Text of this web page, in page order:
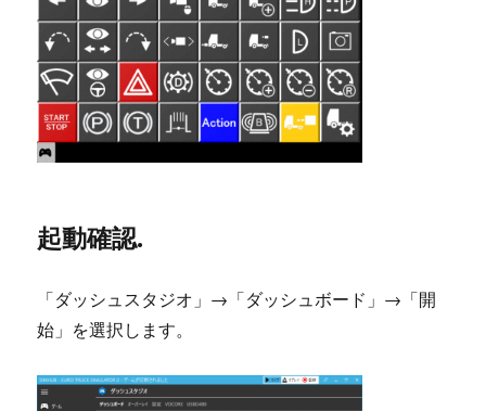
起動確認.
「ダッシュスタジオ」→「ダッシュボード」→「開
始」を選択します。